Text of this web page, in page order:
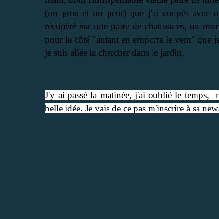
(un gros et un petit) que j'ai coupés avec
récupéré sur une paire de chaussures, un
pour le côté "autant en emporte le vent" que
je suis allée la chercher dans le jardin.
J'y ai passé la matinée, j'ai oublié le temps,
belle idée. Je vais de ce pas m'inscrire à sa